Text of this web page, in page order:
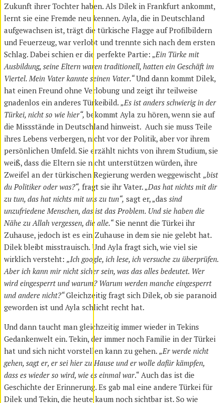
Zukunft ihrer Tochter haben. Als Dilek in Frankfurt ankommt,
lernt sie eine Fremde neu kennen. Ayla, die in Deutschland
aufgewachsen ist, trägt die türkische Flagge auf Profilbildern
und Feuerzeug, war verlobt und trennte sich nach dem ersten
Schlag. Dabei schien er die perfekte Partie: „Ein Türke mit
Ausbildung, seine Eltern waren traditionell, hatten ein Geschäft im
Viertel. Mein Vater kannte seinen Vater.“Und dann kommt Dilek,
hat einen Freund ohne Verlobung und zeigt ihr teilweise
gnadenlos ein anderes Türkeibild. „Es ist anders schwierig in der
Türkei, nicht so wie hier“, bekommt Ayla zu hören, wenn sie auf
die Missstände in Deutschland hinweist. Auch sie muss Teile
ihres Lebens verbergen, nicht vor der Politik, aber vor ihrem
persönlichen Umfeld. Sie erzählt nichts von ihrem Studium, sie
weiß, dass die Eltern sie nicht unterstützen würden, ihre
Zweifel an der türkischen Regierung werden weggewischt „bist
du Politiker oder was?“, fragt sie ihr Vater. „Das hat nichts mit dir
zu tun, das hat nichts mit uns zu tun“, sagt er, „das sind
unzufriedene Menschen, das ist das Problem. Und sie haben die
Nähe zu Allah vergessen, die alle.“Sie nennt die Türkei ihr
Zuhause, jedoch ist es ein Zuhause in dem sie nie gelebt hat.
Dilek bleibt misstrauisch. Und Ayla fragt sich, wie viel sie
wirklich versteht: „Ich google, ich lese, ich versuche zu überprüfen.
Aber ich kann mir nicht sicher sein, was das alles bedeutet. Wer
wird eingesperrt und warum? Warum werden manche eingesperrt
und andere nicht?“Gleichzeitig fragt sich Dilek, ob sie paranoid
geworden ist und Ayla schlicht recht hat.
Und dann taucht man gleichzeitig immer wieder in Tekins
Gedankenwelt ein. Tekin, der immer noch Familie in der Türkei
hat und sich nicht vorstellen kann zu gehen. „Er werde nicht
gehen, sagt er, er sei hier zu Hause und er wolle dafür kämpfen,
dass es wieder so wird, wie es einmal war.“ Auch das ist die
Geschichte der Erinnerung. Es gab mal eine andere Türkei für
Dilek und Tekin, die heute kaum noch sichtbar ist. So wie